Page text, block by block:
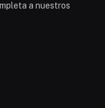
a nuestros